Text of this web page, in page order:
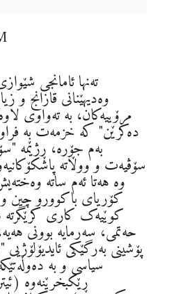
تەنها ئامانجی
وەدیهێنانی قازانج و
مرۆییەکان، بە تەواوی
دەکرێن" کە خزمەت بە
بەم جۆرە، ڕژێمە
سۆڤیەت و ووڵاتە
وە هەتا ئەم ساتە
کۆریای باکوورو چین
کوێیەک کاری کرێگرتە
حەتمی، سەرمایە بوونی
پۆشینی بەرگێکی
سیاسی و بە
ڕێکبخرێنەوە